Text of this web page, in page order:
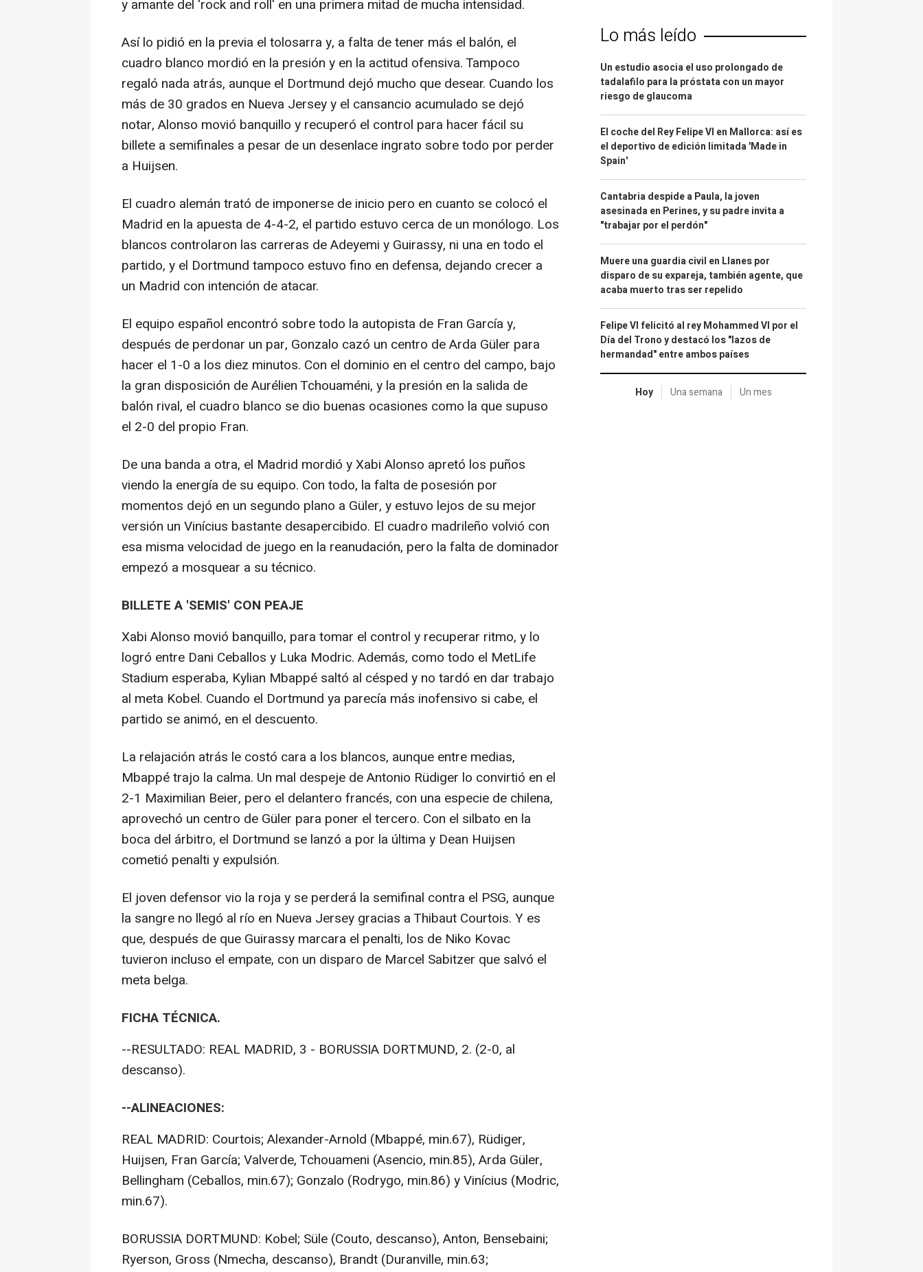
y amante del 'rock and roll' en una primera mitad de mucha intensidad.
Así lo pidió en la previa el tolosarra y, a falta de tener más el balón, el
cuadro blanco mordió en la presión y en la actitud ofensiva. Tampoco
regaló nada atrás, aunque el Dortmund dejó mucho que desear. Cuando los
más de 30 grados en Nueva Jersey y el cansancio acumulado se dejó
notar, Alonso movió banquillo y recuperó el control para hacer fácil su
billete a semifinales a pesar de un desenlace ingrato sobre todo por perder
a Huijsen.
El cuadro alemán trató de imponerse de inicio pero en cuanto se colocó el
Madrid en la apuesta de 4-4-2, el partido estuvo cerca de un monólogo. Los
blancos controlaron las carreras de Adeyemi y Guirassy, ni una en todo el
partido, y el Dortmund tampoco estuvo fino en defensa, dejando crecer a
un Madrid con intención de atacar.
El equipo español encontró sobre todo la autopista de Fran García y,
después de perdonar un par, Gonzalo cazó un centro de Arda Güler para
hacer el 1-0 a los diez minutos. Con el dominio en el centro del campo, bajo
la gran disposición de Aurélien Tchouaméni, y la presión en la salida de
balón rival, el cuadro blanco se dio buenas ocasiones como la que supuso
el 2-0 del propio Fran.
De una banda a otra, el Madrid mordió y Xabi Alonso apretó los puños
viendo la energía de su equipo. Con todo, la falta de posesión por
momentos dejó en un segundo plano a Güler, y estuvo lejos de su mejor
versión un Vinícius bastante desapercibido. El cuadro madrileño volvió con
esa misma velocidad de juego en la reanudación, pero la falta de dominador
empezó a mosquear a su técnico.
BILLETE A 'SEMIS' CON PEAJE
Xabi Alonso movió banquillo, para tomar el control y recuperar ritmo, y lo
logró entre Dani Ceballos y Luka Modric. Además, como todo el MetLife
Stadium esperaba, Kylian Mbappé saltó al césped y no tardó en dar trabajo
al meta Kobel. Cuando el Dortmund ya parecía más inofensivo si cabe, el
partido se animó, en el descuento.
La relajación atrás le costó cara a los blancos, aunque entre medias,
Mbappé trajo la calma. Un mal despeje de Antonio Rüdiger lo convirtió en el
2-1 Maximilian Beier, pero el delantero francés, con una especie de chilena,
aprovechó un centro de Güler para poner el tercero. Con el silbato en la
boca del árbitro, el Dortmund se lanzó a por la última y Dean Huijsen
cometió penalti y expulsión.
El joven defensor vio la roja y se perderá la semifinal contra el PSG, aunque
la sangre no llegó al río en Nueva Jersey gracias a Thibaut Courtois. Y es
que, después de que Guirassy marcara el penalti, los de Niko Kovac
tuvieron incluso el empate, con un disparo de Marcel Sabitzer que salvó el
meta belga.
FICHA TÉCNICA.
--RESULTADO: REAL MADRID, 3 - BORUSSIA DORTMUND, 2. (2-0, al
descanso).
--ALINEACIONES:
REAL MADRID: Courtois; Alexander-Arnold (Mbappé, min.67), Rüdiger,
Huijsen, Fran García; Valverde, Tchouameni (Asencio, min.85), Arda Güler,
Bellingham (Ceballos, min.67); Gonzalo (Rodrygo, min.86) y Vinícius (Modric,
min.67).
BORUSSIA DORTMUND: Kobel; Süle (Couto, descanso), Anton, Bensebaini;
Ryerson, Gross (Nmecha, descanso), Brandt (Duranville, min.63;
Lo más leído
Un estudio asocia el uso prolongado de
tadalafilo para la próstata con un mayor
riesgo de glaucoma
El coche del Rey Felipe VI en Mallorca: así es
el deportivo de edición limitada 'Made in
Spain'
Cantabria despide a Paula, la joven
asesinada en Perines, y su padre invita a
"trabajar por el perdón"
Muere una guardia civil en Llanes por
disparo de su expareja, también agente, que
acaba muerto tras ser repelido
Felipe VI felicitó al rey Mohammed VI por el
Día del Trono y destacó los "lazos de
hermandad" entre ambos países
Hoy Una semana Un mes